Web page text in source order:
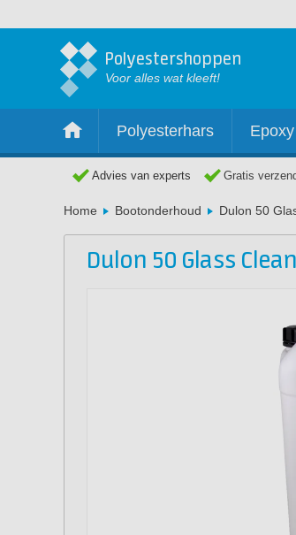
Polyestershoppen
Voor alles wat kleeft!
Polyesterhars Epoxy
Advies van experts Gratis
Home Bootonderhoud Dulon 50
Dulon 50 Glass Clean